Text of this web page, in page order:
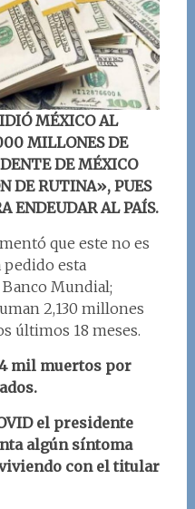
MÉXICO AL
MILLONES DE
DE MÉXICO
DE RUTINA», PUES
ENDEUDAR AL PAÍS.
que este no es
pedido esta
Mundial;
2,130 millones
últimos 18 meses.
mil muertos por
el presidente
algún síntoma
con el titular